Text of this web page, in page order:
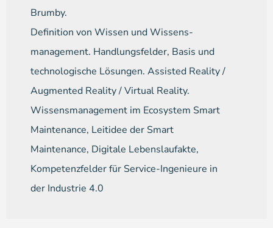
Brumby.
Definition von Wissen und Wissens­
management. Handlungsfelder, Basis und
technologische Lösungen. Assisted Reality /
Augmented Reality / Virtual Reality.
Wissens­management im Ecosystem Smart
Maintenance, Leitidee der Smart
Maintenance, Digitale Lebens­laufakte,
Kompetenz­felder für Service-Ingenieure in
der Industrie 4.0